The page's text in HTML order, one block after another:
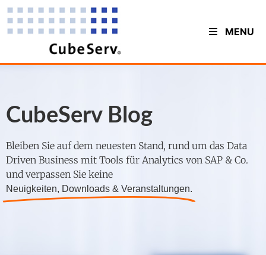
MENU
CubeServ Blog
Bleiben Sie auf dem neuesten Stand, rund um das Data
Driven Business mit Tools für Analytics von SAP & Co.
und verpassen Sie keine
Neuigkeiten, Downloads & Veranstaltungen.